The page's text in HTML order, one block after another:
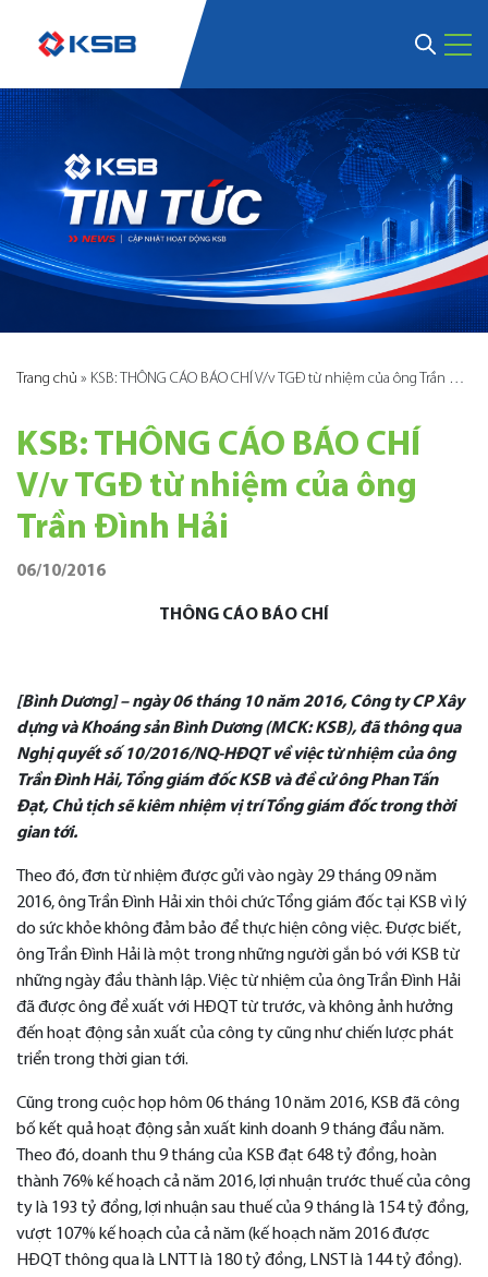
Trang chủ » KSB: THÔNG CÁO BÁO CHÍ V/v TGĐ từ nhiệm của ông Trần Đình Hải
KSB: THÔNG CÁO BÁO CHÍ
V/v TGĐ từ nhiệm của ông
Trần Đình Hải
06/10/2016
THÔNG CÁO BÁO CHÍ
[Bình Dương] – ngày 06 tháng 10 năm 2016, Công ty CP Xây
dựng và Khoáng sản Bình Dương (MCK: KSB), đã thông qua
Nghị quyết số 10/2016/NQ-HĐQT về việc từ nhiệm của ông
Trần Đình Hải, Tổng giám đốc KSB và đề cử ông Phan Tấn
Đạt, Chủ tịch sẽ kiêm nhiệm vị trí Tổng giám đốc trong thời
gian tới.
Theo đó, đơn từ nhiệm được gửi vào ngày 29 tháng 09 năm
2016, ông Trần Đình Hải xin thôi chức Tổng giám đốc tại KSB vì lý
do sức khỏe không đảm bảo để thực hiện công việc. Được biết,
ông Trần Đình Hải là một trong những người gắn bó với KSB từ
những ngày đầu thành lập. Việc từ nhiệm của ông Trần Đình Hải
đã được ông đề xuất với HĐQT từ trước, và không ảnh hưởng
đến hoạt động sản xuất của công ty cũng như chiến lược phát
triển trong thời gian tới.
Cũng trong cuộc họp hôm 06 tháng 10 năm 2016, KSB đã công
bố kết quả hoạt động sản xuất kinh doanh 9 tháng đầu năm.
Theo đó, doanh thu 9 tháng của KSB đạt 648 tỷ đồng, hoàn
thành 76% kế hoạch cả năm 2016, lợi nhuận trước thuế của công
ty là 193 tỷ đồng, lợi nhuận sau thuế của 9 tháng là 154 tỷ đồng,
vượt 107% kế hoạch của cả năm (kế hoạch năm 2016 được
HĐQT thông qua là LNTT là 180 tỷ đồng, LNST là 144 tỷ đồng).